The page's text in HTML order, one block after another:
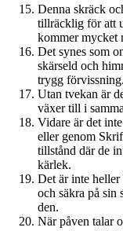
Denna skräck
tillräcklig för att
kommer mycket
Det synes som
skärseld och
trygg förvissning.
Utan tvekan är
växer till i
Vidare är det
eller genom
tillstånd där de
kärlek.
Det är inte heller
och säkra på sin
den.
När påven talar